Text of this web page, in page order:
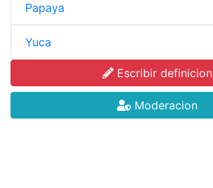
Papaya
Yuca
Escribir definicion
Moderacion